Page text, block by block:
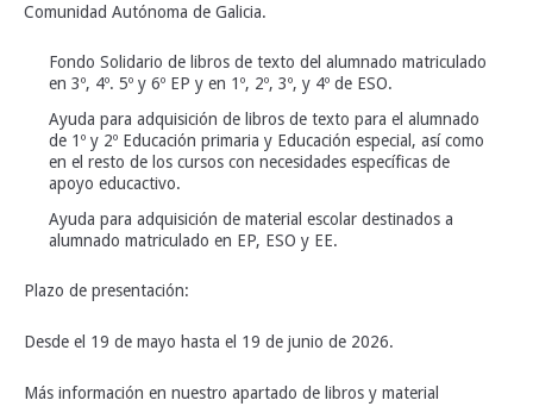
Comunidad Autónoma de Galicia.
Fondo Solidario de libros de texto del alumnado matriculado
en 3º, 4º. 5º y 6º EP y en 1º, 2º, 3º, y 4º de ESO.
Ayuda para adquisición de libros de texto para el alumnado
de 1º y 2º Educación primaria y Educación especial, así como
en el resto de los cursos con necesidades específicas de
apoyo educactivo.
Ayuda para adquisición de material escolar destinados a
alumnado matriculado en EP, ESO y EE.
Plazo de presentación:
Desde el 19 de mayo hasta el 19 de junio de 2026.
Más información en nuestro apartado de libros y material